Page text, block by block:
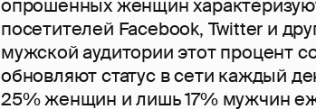
опрошенных женщин
посетителей Facebook, Twitter и
мужской аудитории этот процент
обновляют статус в сети каждый
25% женщин и лишь 17% мужчин